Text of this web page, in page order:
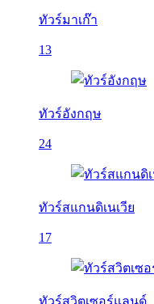
ทัวร์มาเก๊า
13
ทัวร์อังกฤษ
24
ทัวร์สแกนดิเนเวีย
17
ทัวร์สวิตเซอร์แลนด์